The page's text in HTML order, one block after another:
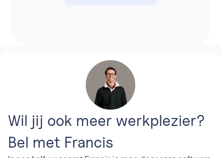
Wil jij ook meer werkplezier?
Bel met Francis